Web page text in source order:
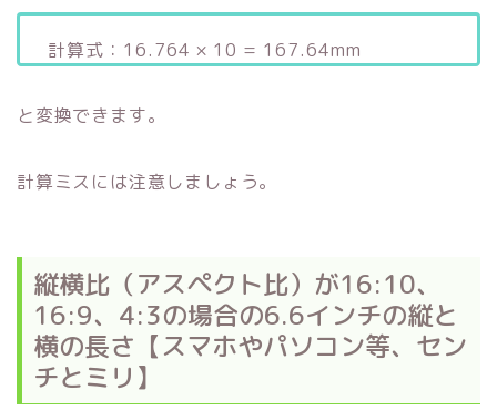
計算式：16.764 × 10 = 167.64mm
と変換できます。
計算ミスには注意しましょう。
縦横比（アスペクト比）が16:10、
16:9、4:3の場合の6.6インチの縦と
横の長さ【スマホやパソコン等、セン
チとミリ】